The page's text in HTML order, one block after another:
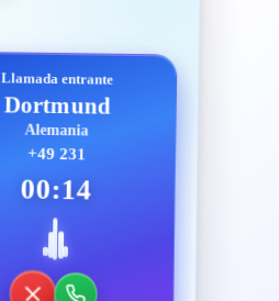
Llamada entrante
Dortmund
Alemania
+49 231
00:14